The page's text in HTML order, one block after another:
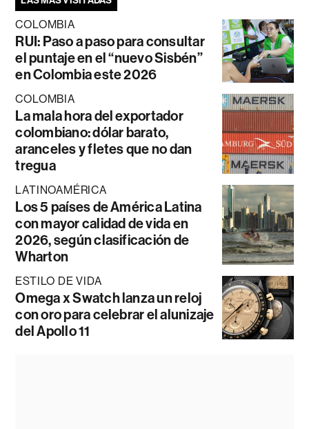
COLOMBIA
RUI: Paso a paso para consultar
el puntaje en el “nuevo Sisbén”
en Colombia este 2026
COLOMBIA
La mala hora del exportador
colombiano: dólar barato,
aranceles y fletes que no dan
tregua
LATINOAMÉRICA
Los 5 países de América Latina
con mayor calidad de vida en
2026, según clasificación de
Wharton
ESTILO DE VIDA
Omega x Swatch lanza un reloj
con oro para celebrar el alunizaje
del Apollo 11